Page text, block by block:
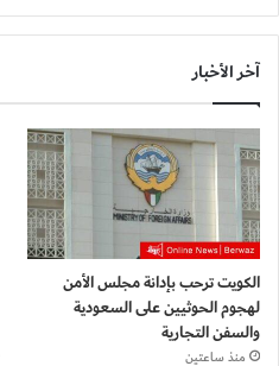
آخر الأخبار
الكويت ترحب بإدانة مجلس الأمن
لهجوم الحوثيين على السعودية
والسفن التجارية
منذ ساعتين